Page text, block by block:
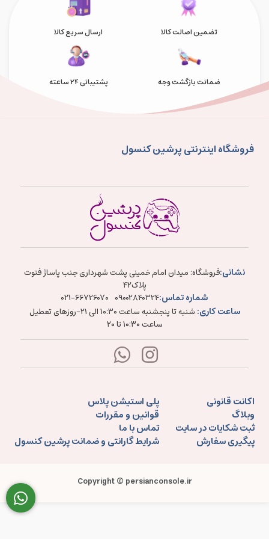
تضمین اصالت کالا ارسال سریع کالا
ضمانت بازگشت وجه پشتیبانی 24 ساعته
فروشگاه اینترنتی پرشین کنسول
نشانی:فروشگاه: میدان امام خمینی پشت شهرداری جنب پاساژ فتوت
پلاک۴۲
شماره تماس:09002840324
021-66726070
ساعت کاری:
شنبه تا پنجشنبه ساعت ۱۰:۳۰ الی ۲۱-روزهای تعطیل
ساعت ۱۰:۳۰ تا ۲۰
اکانت قانونی
پلی استیشن پلاس
وبلاگ
قوانین و مقررات
ثبت شکایات در سایت
تماس با ما
پیگیری سفارش
شرایط گارانتی و ضمانت پرشین کنسول
Copyright © persianconsole.ir